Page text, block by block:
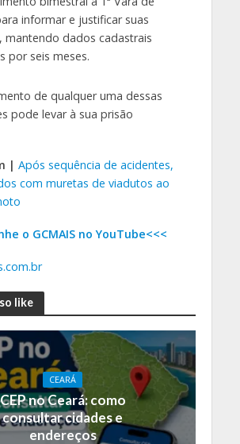
informar e justificar suas
mantendo dados cadastrais
por seis meses.
de qualquer uma dessas
pode levar à sua prisão
| Após sequência de acidentes,
com muretas de viadutos ao
o GCMAIS no YouTube<<<
like
CEARÁ
CEP no Ceará: como
consultar cidades e
endereços